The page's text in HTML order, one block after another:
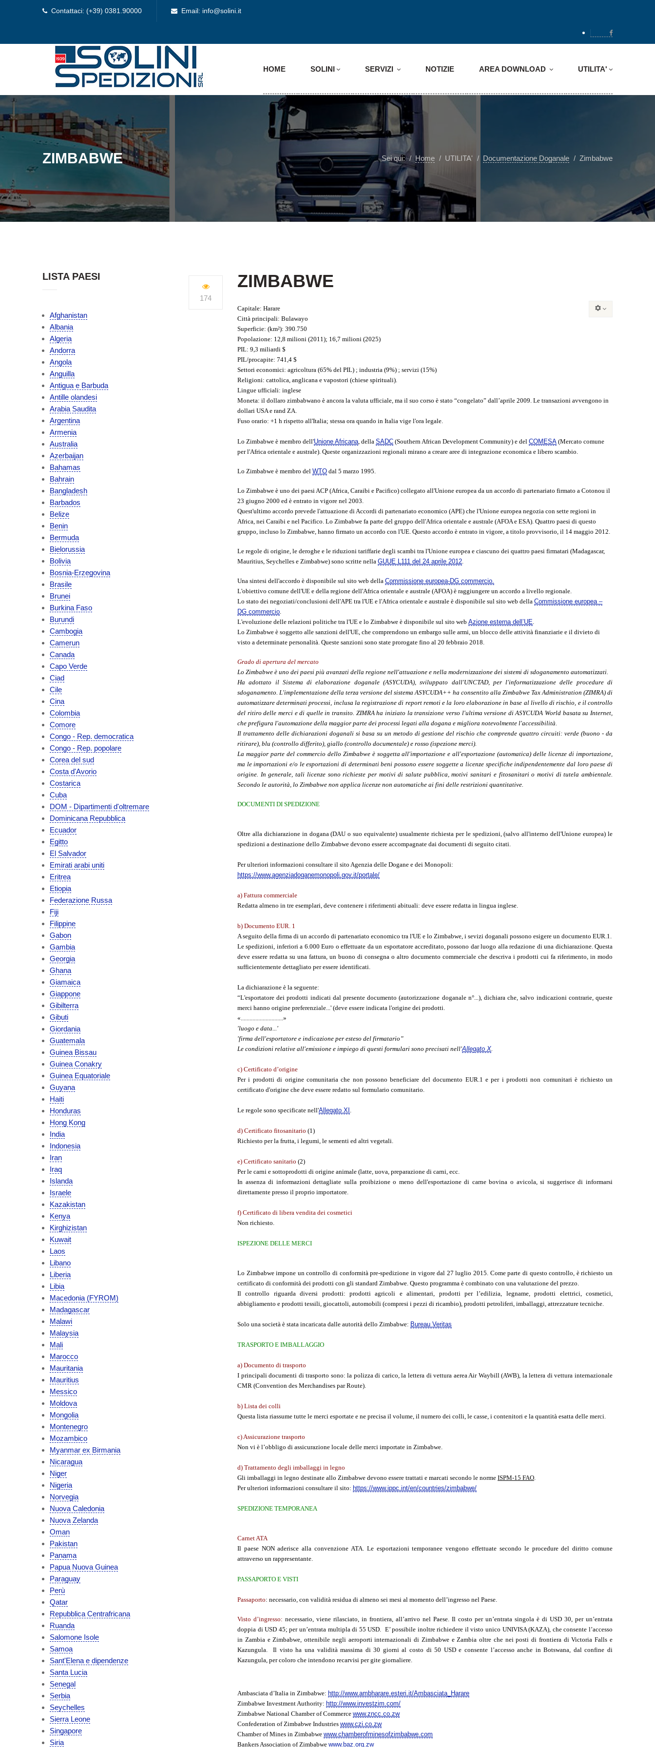
Contattaci: (+39) 0381.90000 Email: info@solini.it
HOME SOLINI SERVIZI NOTIZIE AREA DOWNLOAD UTILITA'
ZIMBABWE Sei qui: Home UTILITA' Documentazione Doganale Zimbabwe
LISTA PAESI
Afghanistan
Albania
Algeria
Andorra
Angola
Anguilla
Antigua e Barbuda
Antille olandesi
Arabia Saudita
Argentina
Armenia
Australia
Azerbaijan
Bahamas
Bahrain
Bangladesh
Barbados
Belize
Benin
Bermuda
Bielorussia
Bolivia
Bosnia-Erzegovina
Brasile
Brunei
Burkina Faso
Burundi
Cambogia
Camerun
Canada
Capo Verde
Ciad
Cile
Cina
Colombia
Comore
Congo - Rep. democratica
Congo - Rep. popolare
Corea del sud
Costa d'Avorio
Costarica
Cuba
DOM - Dipartimenti d'oltremare
Dominicana Repubblica
Ecuador
Egitto
El Salvador
Emirati arabi uniti
Eritrea
Etiopia
Federazione Russa
Fiji
Filippine
Gabon
Gambia
Georgia
Ghana
Giamaica
Giappone
Gibilterra
Gibuti
Giordania
Guatemala
Guinea Bissau
Guinea Conakry
Guinea Equatoriale
Guyana
Haiti
Honduras
Hong Kong
India
Indonesia
Iran
Iraq
Islanda
Israele
Kazakistan
Kenya
Kirghizistan
Kuwait
Laos
Libano
Liberia
Libia
Macedonia (FYROM)
Madagascar
Malawi
Malaysia
Mali
Marocco
Mauritania
Mauritius
Messico
Moldova
Mongolia
Montenegro
Mozambico
Myanmar ex Birmania
Nicaragua
Niger
Nigeria
Norvegia
Nuova Caledonia
Nuova Zelanda
Oman
Pakistan
Panama
Papua Nuova Guinea
Paraguay
Perù
Qatar
Repubblica Centrafricana
Ruanda
Salomone Isole
Samoa
Sant'Elena e dipendenze
Santa Lucia
Senegal
Serbia
Seychelles
Sierra Leone
Singapore
Siria
174
ZIMBABWE
Capitale: Harare
Città principali: Bulawayo
Superficie: (km²): 390.750
Popolazione: 12,8 milioni (2011); 16,7 milioni (2025)
PIL: 9,3 miliardi $
PIL/procapite: 741,4 $
Settori economici: agricoltura (65% del PIL) ; industria (9%) ; servizi (15%)
Religioni: cattolica, anglicana e vapostori (chiese spirituali).
Lingue ufficiali: inglese
Moneta: il dollaro zimbabwano è ancora la valuta ufficiale, ma il suo corso è stato “congelato” dall’aprile 2009. Le transazioni avvengono in
dollari USA e rand ZA.
Fuso orario: +1 h rispetto all'Italia; stessa ora quando in Italia vige l'ora legale.
Lo Zimbabwe è membro dell'Unione Africana, della SADC (Southern African Development Community) e del COMESA (Mercato comune
per l'Africa orientale e australe). Queste organizzazioni regionali mirano a creare aree di integrazione economica e libero scambio.
Lo Zimbabwe è membro del WTO dal 5 marzo 1995.
Lo Zimbabwe è uno dei paesi ACP (Africa, Caraibi e Pacifico) collegato all'Unione europea da un accordo di partenariato firmato a Cotonou il
23 giugno 2000 ed è entrato in vigore nel 2003.
Quest'ultimo accordo prevede l'attuazione di Accordi di partenariato economico (APE) che l'Unione europea negozia con sette regioni in
Africa, nei Caraibi e nel Pacifico. Lo Zimbabwe fa parte del gruppo dell'Africa orientale e australe (AFOA e ESA). Quattro paesi di questo
gruppo, incluso lo Zimbabwe, hanno firmato un accordo con l'UE. Questo accordo è entrato in vigore, a titolo provvisorio, il 14 maggio 2012.
Le regole di origine, le deroghe e le riduzioni tariffarie degli scambi tra l'Unione europea e ciascuno dei quattro paesi firmatari (Madagascar,
Mauritius, Seychelles e Zimbabwe) sono scritte nella GUUE L111 del 24 aprile 2012.
Una sintesi dell'accordo è disponibile sul sito web della Commissione europea-DG commercio.
L'obiettivo comune dell'UE e della regione dell'Africa orientale e australe (AFOA) è raggiungere un accordo a livello regionale.
Lo stato dei negoziati/conclusioni dell'APE tra l'UE e l'Africa orientale e australe è disponibile sul sito web della Commissione europea –
DG commercio.
L'evoluzione delle relazioni politiche tra l'UE e lo Zimbabwe è disponibile sul sito web Azione esterna dell’UE.
Lo Zimbabwe è soggetto alle sanzioni dell'UE, che comprendono un embargo sulle armi, un blocco delle attività finanziarie e il divieto di
visto a determinate personalità. Queste sanzioni sono state prorogate fino al 20 febbraio 2018.
Grado di apertura del mercato
Lo Zimbabwe è uno dei paesi più avanzati della regione nell'attuazione e nella modernizzazione dei sistemi di sdoganamento automatizzati.
Ha adottato il Sistema di elaborazione doganale (ASYCUDA), sviluppato dall'UNCTAD, per l'informatizzazione delle procedure di
sdoganamento. L'implementazione della terza versione del sistema ASYCUDA++ ha consentito alla Zimbabwe Tax Administration (ZIMRA) di
automatizzare determinati processi, inclusa la registrazione di report remoti e la loro elaborazione in base al livello di rischio, e il controllo
del ritiro delle merci e di quelle in transito. ZIMRA ha iniziato la transizione verso l'ultima versione di ASYCUDA World basata su Internet,
che prefigura l'automazione della maggior parte dei processi legati alla dogana e migliora notevolmente l'accessibilità.
Il trattamento delle dichiarazioni doganali si basa su un metodo di gestione del rischio che comprende quattro circuiti: verde (buono - da
ritirare), blu (controllo differito), giallo (controllo documentale) e rosso (ispezione merci).
La maggior parte del commercio dello Zimbabwe è soggetta all'importazione e all'esportazione (automatica) delle licenze di importazione,
ma le importazioni e/o le esportazioni di determinati beni possono essere soggette a licenze specifiche indipendentemente dal loro paese di
origine. In generale, tali licenze sono richieste per motivi di salute pubblica, motivi sanitari e fitosanitari o motivi di tutela ambientale.
Secondo le autorità, lo Zimbabwe non applica licenze non automatiche ai fini delle restrizioni quantitative.
DOCUMENTI DI SPEDIZIONE
Oltre alla dichiarazione in dogana (DAU o suo equivalente) usualmente richiesta per le spedizioni, (salvo all'interno dell'Unione europea) le
spedizioni a destinazione dello Zimbabwe devono essere accompagnate dai documenti di seguito citati.
Per ulteriori informazioni consultare il sito Agenzia delle Dogane e dei Monopoli:
https://www.agenziadoganemonopoli.gov.it/portale/
a) Fattura commerciale
Redatta almeno in tre esemplari, deve contenere i riferimenti abituali: deve essere redatta in lingua inglese.
b) Documento EUR. 1
A seguito della firma di un accordo di partenariato economico tra l'UE e lo Zimbabwe, i sevizi doganali possono esigere un documento EUR.1.
Le spedizioni, inferiori a 6.000 Euro o effettuate da un esportatore accreditato, possono dar luogo alla redazione di una dichiarazione. Questa
deve essere redatta su una fattura, un buono di consegna o altro documento commerciale che descriva i prodotti cui fa riferimento, in modo
sufficientemente dettagliato per essere identificati.
La dichiarazione è la seguente:
“L'esportatore dei prodotti indicati dal presente documento (autorizzazione doganale n°...), dichiara che, salvo indicazioni contrarie, queste
merci hanno origine preferenziale...' (deve essere indicata l'origine dei prodotti.
«.............................»
'luogo e data...'
'firma dell'esportatore e indicazione per esteso del firmatario”
Le condizioni relative all'emissione e impiego di questi formulari sono precisati nell'Allegato X.
c) Certificato d’origine
Per i prodotti di origine comunitaria che non possono beneficiare del documento EUR.1 e per i prodotti non comunitari è richiesto un
certificato d'origine che deve essere redatto sul formulario comunitario.
Le regole sono specificate nell'Allegato XI .
d) Certificato fitosanitario (1)
Richiesto per la frutta, i legumi, le sementi ed altri vegetali.
e) Certificato sanitario (2)
Per le carni e sottoprodotti di origine animale (latte, uova, preparazione di carni, ecc.
In assenza di informazioni dettagliate sulla proibizione o meno dell'esportazione di carne bovina o avicola, si suggerisce di informarsi
direttamente presso il proprio importatore.
f) Certificato di libera vendita dei cosmetici
Non richiesto.
ISPEZIONE DELLE MERCI
Lo Zimbabwe impone un controllo di conformità pre-spedizione in vigore dal 27 luglio 2015. Come parte di questo controllo, è richiesto un
certificato di conformità dei prodotti con gli standard Zimbabwe. Questo programma è combinato con una valutazione del prezzo.
Il controllo riguarda diversi prodotti: prodotti agricoli e alimentari, prodotti per l’edilizia, legname, prodotti elettrici, cosmetici,
abbigliamento e prodotti tessili, giocattoli, automobili (compresi i pezzi di ricambio), prodotti petroliferi, imballaggi, attrezzature tecniche.
Solo una società è stata incaricata dalle autorità dello Zimbabwe: Bureau Veritas
TRASPORTO E IMBALLAGGIO
a) Documento di trasporto
I principali documenti di trasporto sono: la polizza di carico, la lettera di vettura aerea Air Waybill (AWB), la lettera di vettura internazionale
CMR (Convention des Merchandises par Route).
b) Lista dei colli
Questa lista riassume tutte le merci esportate e ne precisa il volume, il numero dei colli, le casse, i contenitori e la quantità esatta delle merci.
c) Assicurazione trasporto
Non vi è l’obbligo di assicurazione locale delle merci importate in Zimbabwe.
d) Trattamento degli imballaggi in legno
Gli imballaggi in legno destinate allo Zimbabwe devono essere trattati e marcati secondo le norme ISPM-15 FAO.
Per ulteriori informazioni consultare il sito: https://www.ippc.int/en/countries/zimbabwe/
SPEDIZIONE TEMPORANEA
Carnet ATA
Il paese NON aderisce alla convenzione ATA. Le esportazioni temporanee vengono effettuate secondo le procedure del diritto comune
attraverso un rappresentante.
PASSAPORTO E VISTI
Passaporto: necessario, con validità residua di almeno sei mesi al momento dell’ingresso nel Paese.
Visto d’ingresso: necessario, viene rilasciato, in frontiera, all’arrivo nel Paese. Il costo per un’entrata singola è di USD 30, per un’entrata
doppia di USD 45; per un’entrata multipla di 55 USD. E’ possibile inoltre richiedere il visto unico UNIVISA (KAZA), che consente l’accesso
in Zambia e Zimbabwe, ottenibile negli aeroporti internazionali di Zimbabwe e Zambia oltre che nei posti di frontiera di Victoria Falls e
Kazungula. Il visto ha una validità massima di 30 giorni al costo di 50 USD e consente l’accesso anche in Botswana, dal confine di
Kazungula, per coloro che intendono recarvisi per gite giornaliere.
Ambasciata d’Italia in Zimbabwe: http://www.ambharare.esteri.it/Ambasciata_Harare
Zimbabwe Investment Authority: http://www.investzim.com/
Zimbabwe National Chamber of Commerce www.zncc.co.zw
Confederation of Zimbabwe Industries www.czi.co.zw
Chamber of Mines in Zimbabwe www.chamberofminesofzimbabwe.com
Bankers Association of Zimbabwe www.baz.org.zw